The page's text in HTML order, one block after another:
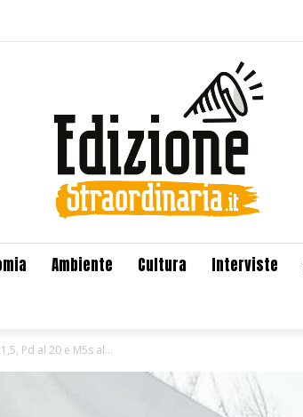
Ambiente Cultura Interviste
Pd al 20 e M5s al...